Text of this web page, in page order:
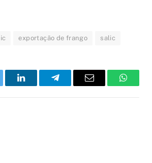
exportação de frango salic
LinkedInTelegramEmail